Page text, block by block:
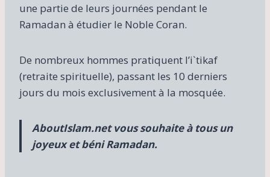
une partie de leurs journées pendant le
Ramadan à étudier le Noble Coran.
De nombreux hommes pratiquent l’i`tikaf
(retraite spirituelle), passant les 10 derniers
jours du mois exclusivement à la mosquée.
AboutIslam.net vous souhaite à tous un
joyeux et béni Ramadan.